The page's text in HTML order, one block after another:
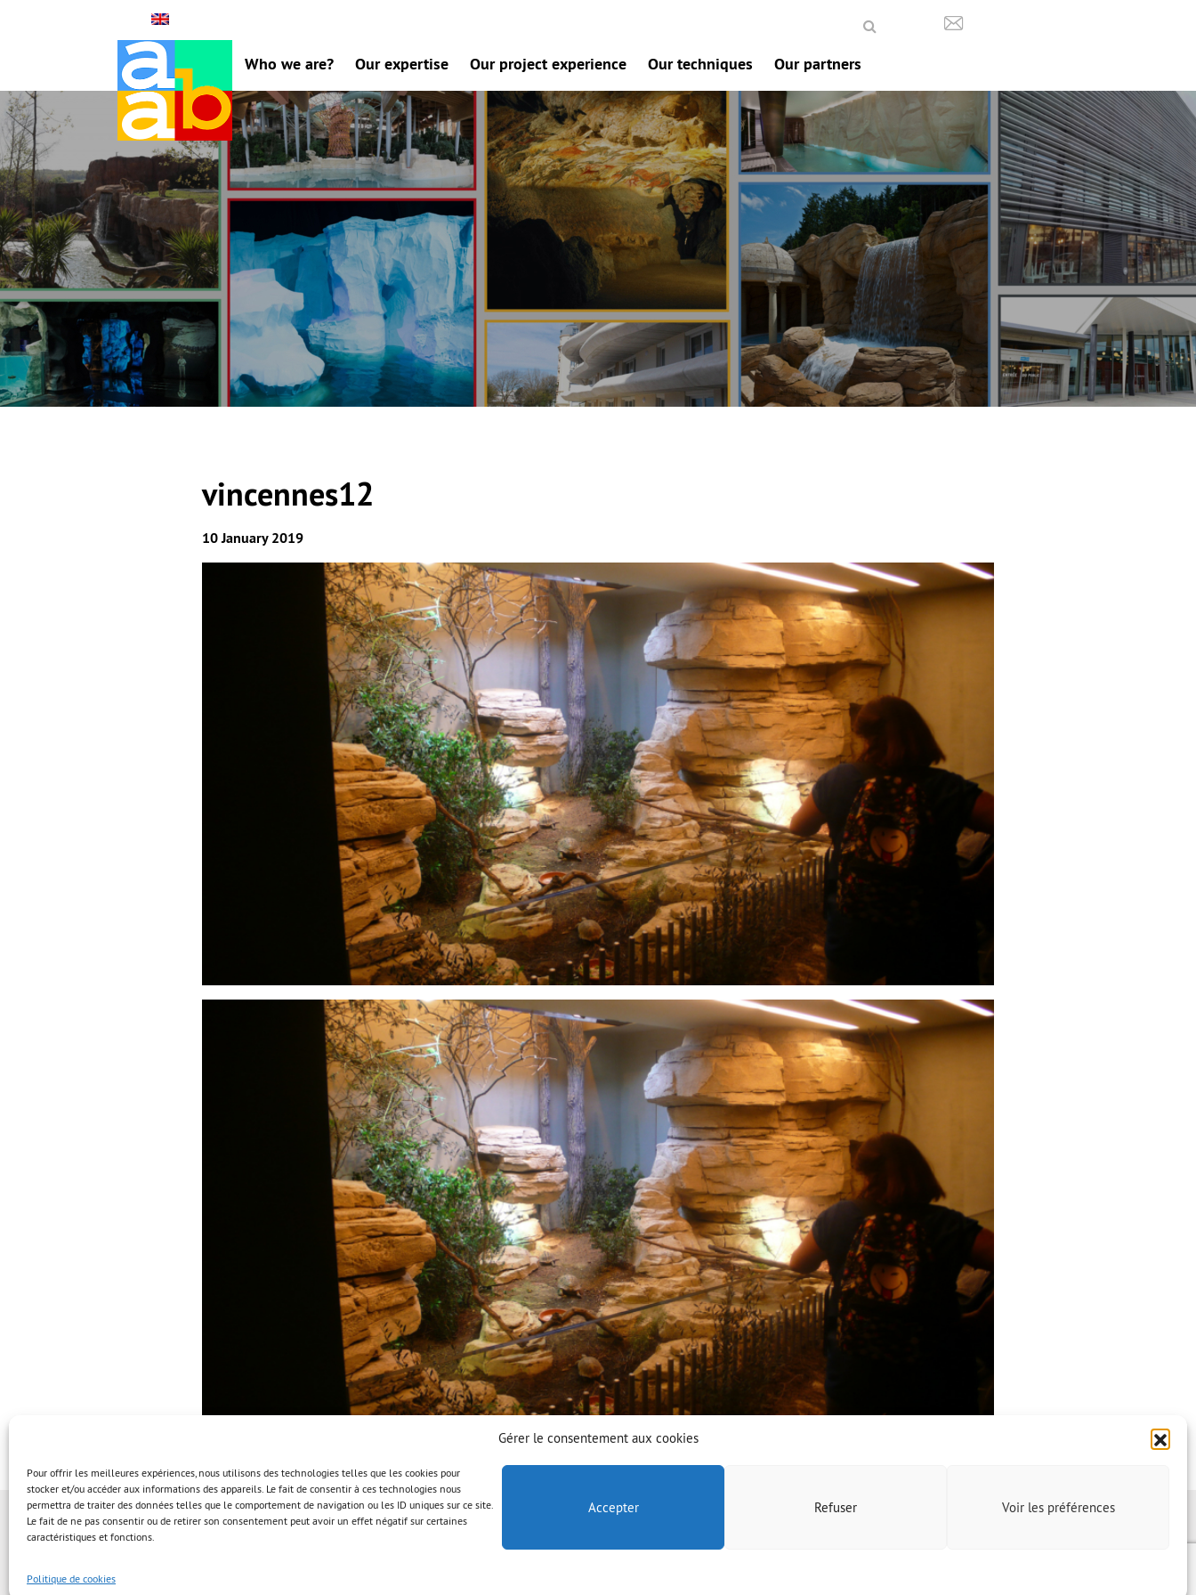
Gérer le consentement aux cookies
Pour offrir les meilleures expériences, nous utilisons des technologies telles que les cookies pour
stocker et/ou accéder aux informations des appareils. Le fait de consentir à ces technologies nous
permettra de traiter des données telles que le comportement de navigation ou les ID uniques sur ce site.
Le fait de ne pas consentir ou de retirer son consentement peut avoir un effet négatif sur certaines
caractéristiques et fonctions.
Accepter Refuser Voir les préférences
Politique de cookies
Who we are? Our expertise Our project experience Our techniques Our partners
vincennes12
10 January 2019